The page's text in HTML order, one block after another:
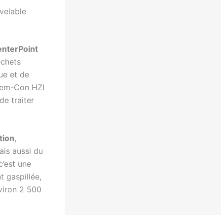
et de
Con HZI
traiter
,
aussi du
une
gaspillée,
2 500